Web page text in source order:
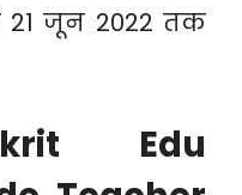
जून 2022 तक
Edu